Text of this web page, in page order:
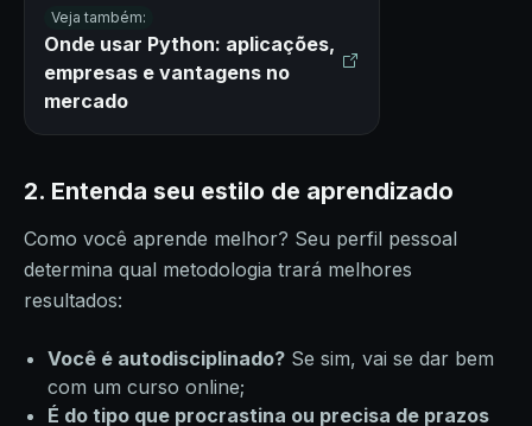
Veja também:
Onde usar Python: aplicações,
empresas e vantagens no
mercado
2. Entenda seu estilo de aprendizado
Como você aprende melhor? Seu perfil pessoal
determina qual metodologia trará melhores
resultados:
Você é autodisciplinado? Se sim, vai se dar bem
com um curso online;
É do tipo que procrastina ou precisa de prazos